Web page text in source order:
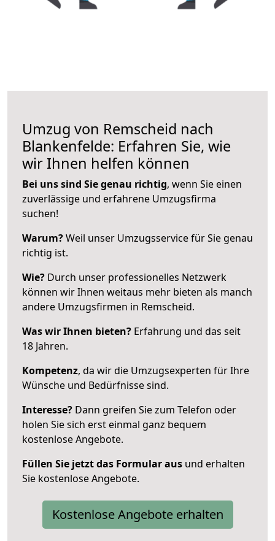
Umzug von Remscheid nach
Blankenfelde: Erfahren Sie, wie
wir Ihnen helfen können
Bei uns sind Sie genau richtig, wenn Sie einen
zuverlässige und erfahrene Umzugsfirma
suchen!
Warum?Weil unser Umzugsservice für Sie genau
richtig ist.
Wie? Durch unser professionelles Netzwerk
können wir Ihnen weitaus mehr bieten als manch
andere Umzugsfirmen in Remscheid.
Was wir Ihnen bieten? Erfahrung und das seit
18 Jahren.
Kompetenz, da wir die Umzugsexperten für Ihre
Wünsche und Bedürfnisse sind.
Interesse? Dann greifen Sie zum Telefon oder
holen Sie sich erst einmal ganz bequem
kostenlose Angebote.
Füllen Sie jetzt das Formular aus und erhalten
Sie kostenlose Angebote.
Kostenlose Angebote erhalten